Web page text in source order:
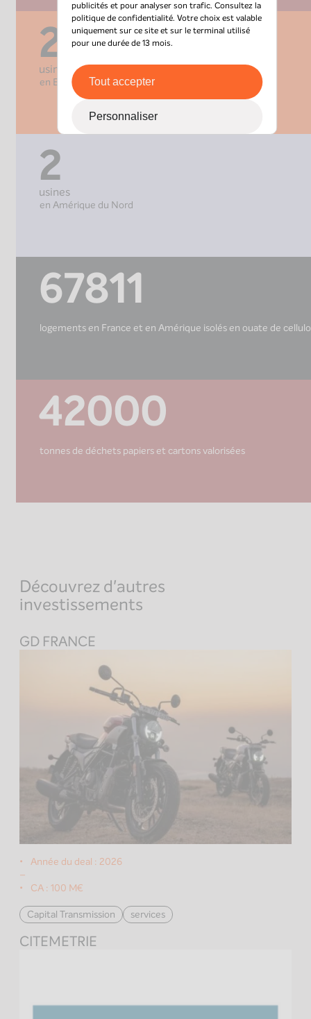
2
usines
en Europe
2
usines
en Amérique du Nord
67811
logements en France et en Amérique isolés en ouate de
42000
tonnes de déchets papiers et cartons valorisées
Découvrez d'autres
investissements
GD FRANCE
Année du deal : 2026
–
CA : 100 M€
Capital Transmission
services
CITEMETRIE
publicités et pour analyser son trafic. Consultez la
politique de confidentialité. Votre choix est valable
uniquement sur ce site et sur le terminal utilisé
pour une durée de 13 mois.
Tout accepter
Personnaliser